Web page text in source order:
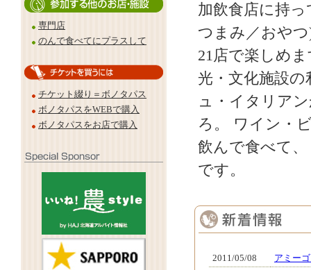
加飲食店に持
つまみ／おや
21店で楽しめ
光・文化施設
ュ・イタリア
ろ。 ワイン・
飲んで食べて
です。
2011/05/08
アミー
専門店
のんで食べてにプラスして
チケット綴り＝ボノタパス
ボノタパスをWEBで購入
ボノタパスをお店で購入